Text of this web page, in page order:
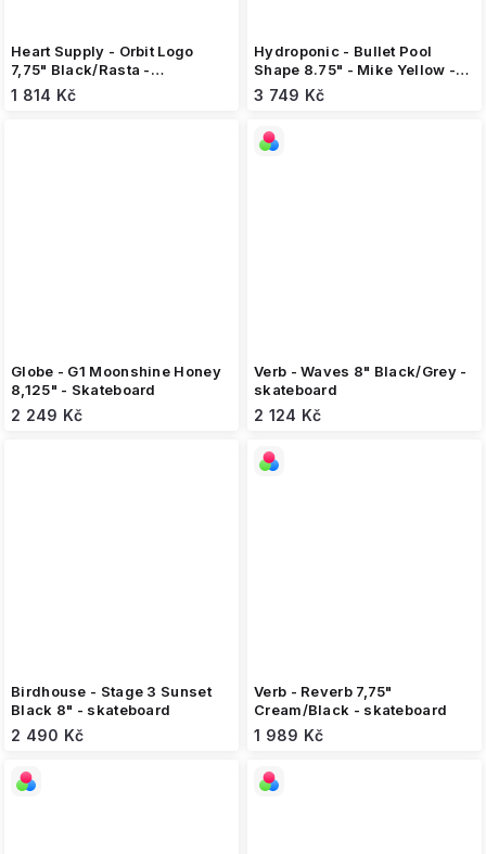
Heart Supply - Orbit Logo
7,75" Black/Rasta -
skateboard
1 814 Kč
Hydroponic - Bullet Pool
Shape 8.75" - Mike Yellow -
Skateboard
3 749 Kč
Globe - G1 Moonshine Honey
8,125" - Skateboard
2 249 Kč
Verb - Waves 8" Black/Grey -
skateboard
2 124 Kč
Birdhouse - Stage 3 Sunset
Black 8" - skateboard
2 490 Kč
Verb - Reverb 7,75"
Cream/Black - skateboard
1 989 Kč